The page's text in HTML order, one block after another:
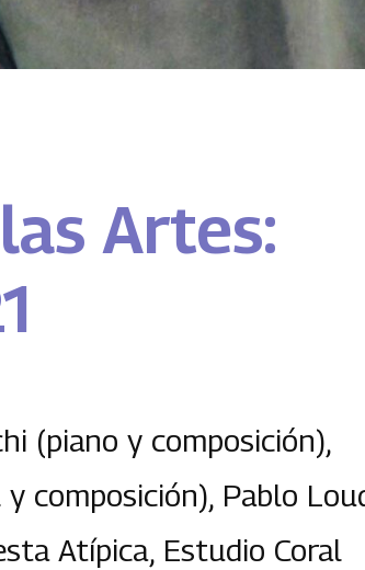
Artes:
(piano y composición),
composición), Pablo
Atípica, Estudio Coral